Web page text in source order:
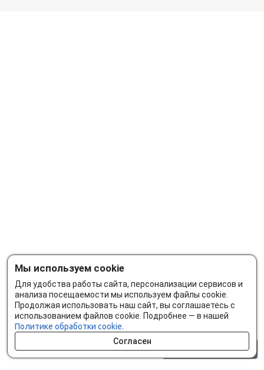
Мы используем cookie
Для удобства работы сайта, персонализации сервисов и
анализа посещаемости мы используем файлы cookie.
Продолжая использовать наш сайт, вы соглашаетесь с
использованием файлов cookie. Подробнее — в нашей
Политике обработки cookie.
Согласен